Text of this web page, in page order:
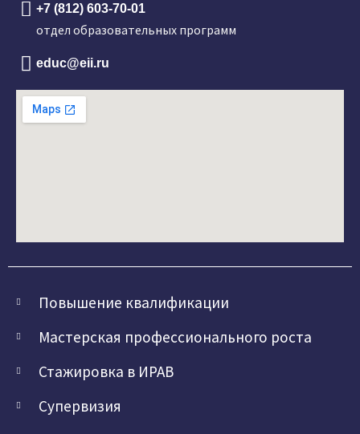
+7 (812) 603-70-01
отдел образовательных программ
educ@eii.ru
Повышение квалификации
Мастерская профессионального роста
Стажировка в ИРАВ
Супервизия